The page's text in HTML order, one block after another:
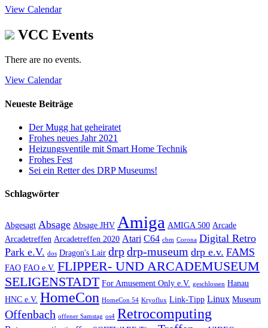
View Calendar
VCC Events
There are no events.
View Calendar
Neueste Beiträge
Der Mugg hat geheiratet
Frohes neues Jahr 2021
Heizungsventile mit Smart Home Technik
Frohes Fest
Sei ein Retter des DRP Museums!
Schlagwörter
Abgesagt Absage Absage JHV Amiga AMIGA 500 Arcade
Arcadetreffen Arcadetreffen 2020 Atari C64 cbm Corona Digital Retro
Park e.V. dos Dragon's Lair drpdrp-museum drp e.v. FAMS
FAO FAO e.V. FLIPPER- UND ARCADEMUSEUM
SELIGENSTADT For Amusement Only e.V. geschlossen Hanau
HNC e.V. HomeCon HomeCon 54 Kryoflux Link-Tipp Linux Museum
Offenbach offener Samstag os4 Retrocomputing